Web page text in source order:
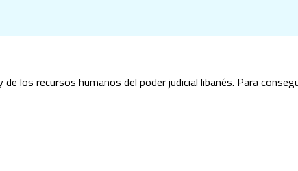
recursos humanos del poder judicial libanés. Para